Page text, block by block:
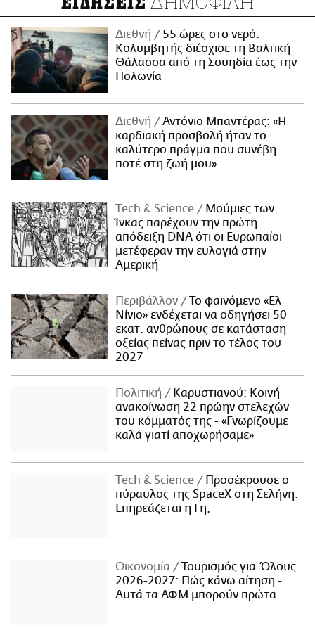
Διεθνή
55 ώρες στο νερό:
Κολυμβητής διέσχισε τη Βαλτική
Θάλασσα από τη Σουηδία έως την
Πολωνία
Διεθνή
Αντόνιο Μπαντέρας: «Η
καρδιακή προσβολή ήταν το
καλύτερο πράγμα που συνέβη
ποτέ στη ζωή μου»
Τech & Science
Μούμιες των
Ίνκας παρέχουν την πρώτη
απόδειξη DNA ότι οι Ευρωπαίοι
μετέφεραν την ευλογιά στην
Αμερική
Περιβάλλον
Το φαινόμενο «Ελ
Νίνιο» ενδέχεται να οδηγήσει 50
εκατ. ανθρώπους σε κατάσταση
οξείας πείνας πριν το τέλος του
2027
Πολιτική
Καρυστιανού: Κοινή
ανακοίνωση 22 πρώην στελεχών
του κόμματός της - «Γνωρίζουμε
καλά γιατί αποχωρήσαμε»
Τech & Science
Προσέκρουσε ο
πύραυλος της SpaceX στη Σελήνη:
Επηρεάζεται η Γη;
Οικονομία
Τουρισμός για Όλους
2026-2027: Πώς κάνω αίτηση -
Αυτά τα ΑΦΜ μπορούν πρώτα